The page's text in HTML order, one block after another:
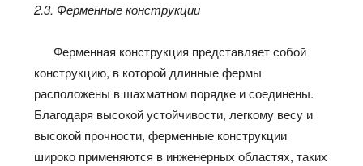
2.3. Ферменные конструкции
Ферменная конструкция представляет собой
конструкцию, в которой длинные фермы
расположены в шахматном порядке и соединены.
Благодаря высокой устойчивости, легкому весу и
высокой прочности, ферменные конструкции
широко применяются в инженерных областях, таких